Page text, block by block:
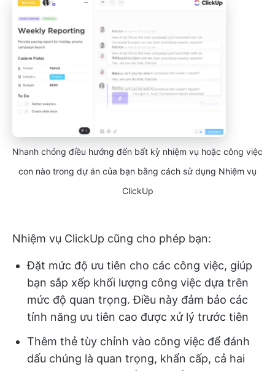
Nhanh chóng điều hướng đến bất kỳ nhiệm vụ hoặc công việc
con nào trong dự án của bạn bằng cách sử dụng Nhiệm vụ
ClickUp
Nhiệm vụ ClickUp cũng cho phép bạn:
Đặt mức độ ưu tiên cho các công việc, giúp
bạn sắp xếp khối lượng công việc dựa trên
mức độ quan trọng. Điều này đảm bảo các
tính năng ưu tiên cao được xử lý trước tiên
Thêm thẻ tùy chỉnh vào công việc để đánh
dấu chúng là quan trọng, khẩn cấp, cả hai